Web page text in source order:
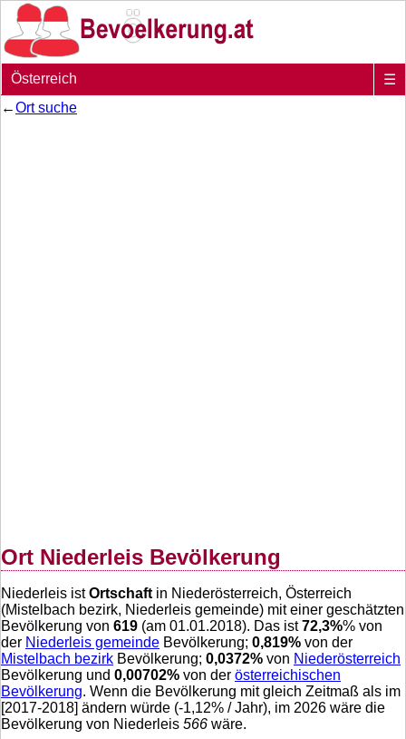
Österreich
☰
←Ort suche
Ort Niederleis Bevölkerung
Niederleis istOrtschaft in Niederösterreich, Österreich
(Mistelbach bezirk, Niederleis gemeinde) mit einer geschätzten
Bevölkerung von 619 (am 01.01.2018). Das ist72,3%% von
der Niederleis gemeinde Bevölkerung; 0,819% von der
Mistelbach bezirk Bevölkerung; 0,0372% von Niederösterreich
Bevölkerung und 0,00702% von der österreichischen
Bevölkerung. Wenn die Bevölkerung mit gleich Zeitmaß als im
[2017-2018] ändern würde (-1,12% / Jahr), im 2026 wäre die
Bevölkerung von Niederleis 566 wäre.